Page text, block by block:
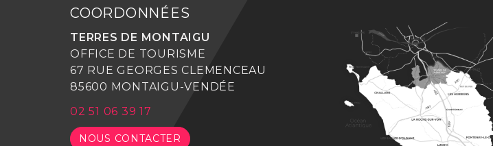
COMPTE
FACEBOOK
COORDONNÉES
TERRES DE MONTAIGU
OFFICE DE TOURISME
67 RUE GEORGES CLEMENCEAU
85600 MONTAIGU-VENDÉE
02 51 06 39 17
NOUS CONTACTER